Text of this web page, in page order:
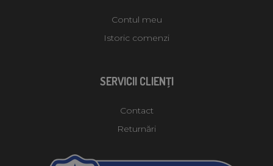
Contul meu
Istoric comenzi
SERVICII CLIENŢI
Contact
Returnări